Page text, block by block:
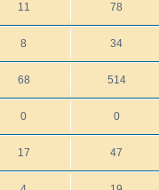
11 78
8 34
68 514
0 0
17 47